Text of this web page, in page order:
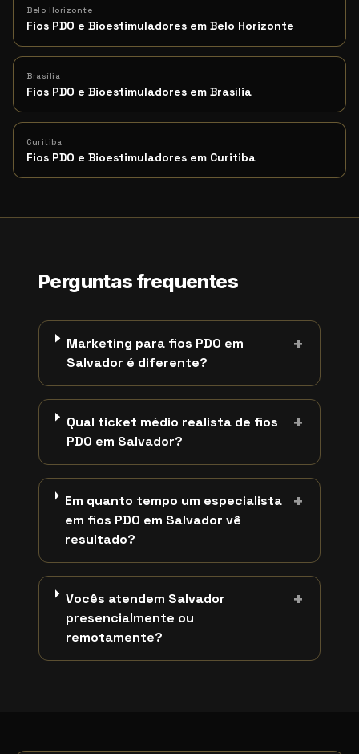
Belo Horizonte
Fios PDO e Bioestimuladores em Belo Horizonte
Brasília
Fios PDO e Bioestimuladores em Brasília
Curitiba
Fios PDO e Bioestimuladores em Curitiba
Perguntas frequentes
Marketing para fios PDO em
Salvador é diferente?
+
Qual ticket médio realista de fios
PDO em Salvador?
+
Em quanto tempo um especialista
em fios PDO em Salvador vê
resultado?
+
Vocês atendem Salvador
presencialmente ou
remotamente?
+